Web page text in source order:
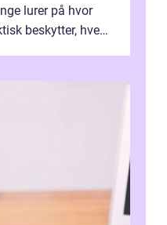
lurer på hvor
beskytter, hvem